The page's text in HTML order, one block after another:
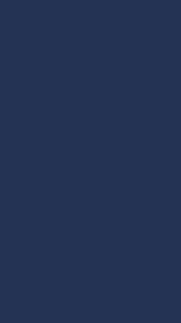
bandeira. Cargo muito
ainda envergonhada.
sem precisar
possa casar, acho o
sim, ora não, creio
reinos — dor não é
pedigree, já a minha
meu mil avô. Vai ser
Mulher é
Drummond de
ela pensa a
é igual à sua,
profundo.
para refletir e
(Revista Boa
Marque a opção
pela
de
de um ciclo
Em caso
progesterona inibe a
estimulante),
folículos ovarianos.
menstruação e o
c)A ação conjunta
induz a
do ciclo menstrual.